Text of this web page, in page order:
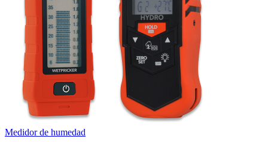
Medidor de humedad